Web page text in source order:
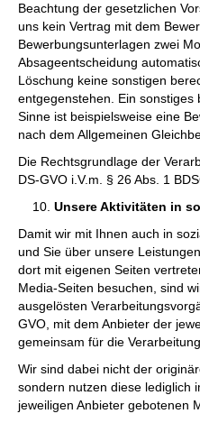
Beachtung der gesetzlichen
uns kein Vertrag mit dem
Bewerbungsunterlagen zwei
Absageentscheidung
Löschung keine sonstigen
entgegenstehen. Ein sonstiges
Sinne ist beispielsweise eine
nach dem Allgemeinen
Die Rechtsgrundlage der
DS-GVO i.V.m. § 26 Abs. 1
Unsere Aktivitäten in
Damit wir mit Ihnen auch in
und Sie über unsere
dort mit eigenen Seiten
Media-Seiten besuchen, sind
ausgelösten
GVO, mit dem Anbieter der
gemeinsam für die
Wir sind dabei nicht der
sondern nutzen diese lediglich
jeweiligen Anbieter gebotenen